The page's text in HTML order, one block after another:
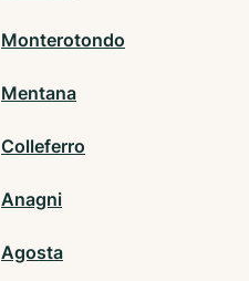
Monterotondo
Mentana
Colleferro
Anagni
Agosta